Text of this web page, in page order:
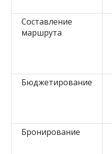
Составление
маршрута
Бюджетирование
Бронирование